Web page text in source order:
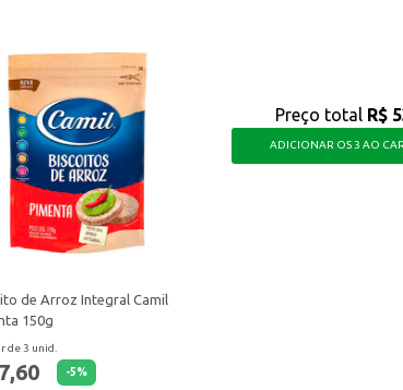
de Arroz Integral Camil
150g
de 3 unid.
-5%
Preço total R$
ADICIONAR OS 3 AO